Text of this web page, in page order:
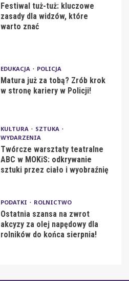
Festiwal tuż-tuż: kluczowe
zasady dla widzów, które
warto znać
EDUKACJA POLICJA
Matura już za tobą? Zrób krok
w stronę kariery w Policji!
KULTURA
SZTUKA
WYDARZENIA
Twórcze warsztaty teatralne
ABC w MOKiS: odkrywanie
sztuki przez ciało i wyobraźnię
PODATKI ROLNICTWO
Ostatnia szansa na zwrot
akcyzy za olej napędowy dla
rolników do końca sierpnia!